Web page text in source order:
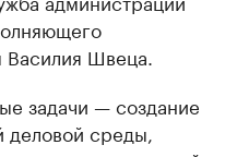
Василия Швеца.
задачи — создание
среды,